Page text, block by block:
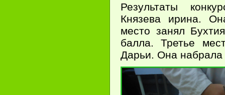
Результаты
Князева ирина.
место занял
балла. Третье
Дарьи. Она набрала